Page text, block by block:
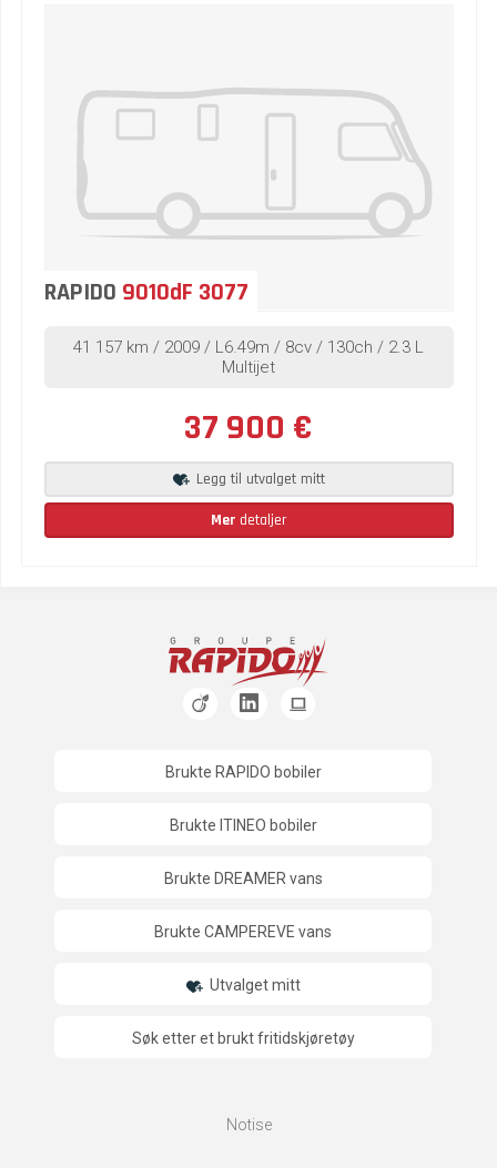
RAPIDO 9010dF 3077
41 157 km / 2009 / L6.49m / 8cv / 130ch / 2.3 L
Multijet
37 900 €
Legg til utvalget mitt
Mer detaljer
Brukte RAPIDO bobiler
Brukte ITINEO bobiler
Brukte DREAMER vans
Brukte CAMPEREVE vans
Utvalget mitt
Søk etter et brukt fritidskjøretøy
Notise